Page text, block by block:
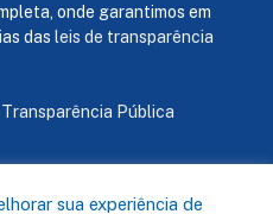
onde garantimos em
das leis de transparência
Transparência Pública
sua experiência de